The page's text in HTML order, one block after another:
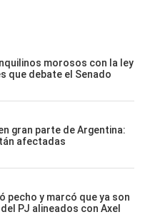
morosos con la ley
que debate el Senado
gran parte de Argentina:
afectadas
pecho y marcó que ya son
PJ alineados con Axel